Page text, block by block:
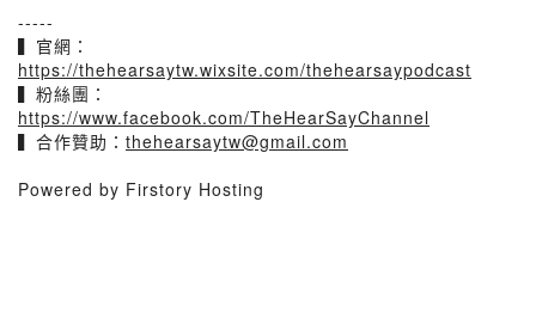
-----
▍官網：
https://thehearsaytw.wixsite.com/thehearsaypodcast
▍粉絲團：
https://www.facebook.com/TheHearSayChannel
▍合作贊助： thehearsaytw@gmail.com
Powered by Firstory Hosting